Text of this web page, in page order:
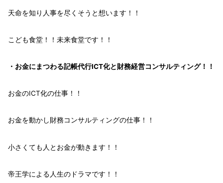
天命を知り人事を尽くそう と想います！！
こども食堂！！未来食堂です！！
・お金にまつわる記帳代行ICT化と財務経営コンサルティング！！
お金のICT化の仕事！！
お金を動かし財務コンサルティングの仕事！！
小さくても 人 と お金が動きます！！
帝王学による 人生のドラマです！！